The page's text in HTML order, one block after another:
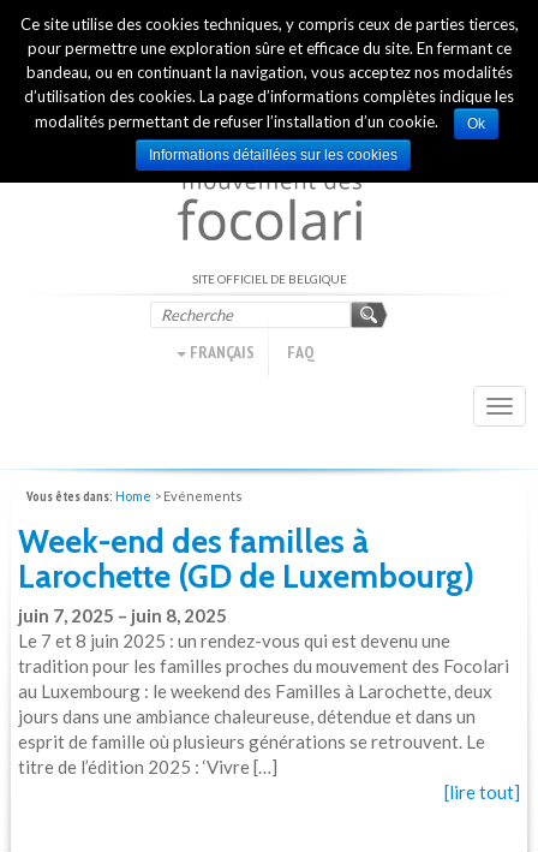
INTERNATIONAL OFFICIAL WEBSITE
SITE OFFICIEL DE BELGIQUE
FRANÇAIS FAQ
Vous êtes dans: Home > Evénements
Week-end des familles à
Larochette (GD de Luxembourg)
juin 7, 2025 – juin 8, 2025
Le 7 et 8 juin 2025 : un rendez-vous qui est devenu une
tradition pour les familles proches du mouvement des Focolari
au Luxembourg : le weekend des Familles à Larochette, deux
jours dans une ambiance chaleureuse, détendue et dans un
esprit de famille où plusieurs générations se retrouvent. Le
titre de l’édition 2025 : ‘Vivre […]
[lire tout]
Ce site utilise des cookies techniques, y compris ceux de parties tierces,
pour permettre une exploration sûre et efficace du site. En fermant ce
bandeau, ou en continuant la navigation, vous acceptez nos modalités
d’utilisation des cookies. La page d’informations complètes indique les
modalités permettant de refuser l’installation d’un cookie.
Ok
Informations détaillées sur les cookies